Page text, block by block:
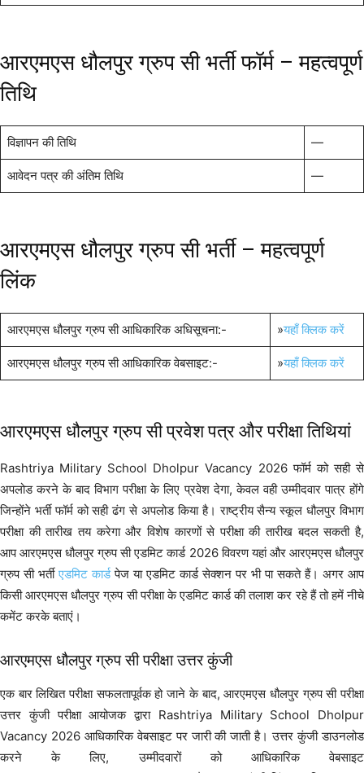
आरएमएस धौलपुर ग्रुप सी भर्ती फॉर्म – महत्वपूर्ण
तिथि
विज्ञापन की तिथि —
आवेदन पत्र की अंतिम तिथि —
आरएमएस धौलपुर ग्रुप सी भर्ती – महत्वपूर्ण
लिंक
आरएमएस धौलपुर ग्रुप सी आधिकारिक अधिसूचना:- »यहाँ क्लिक करें
आरएमएस धौलपुर ग्रुप सी आधिकारिक वेबसाइट:- »यहाँ क्लिक करें
आरएमएस धौलपुर ग्रुप सी प्रवेश पत्र और परीक्षा तिथियां
Rashtriya Military School Dholpur Vacancy 2026 फॉर्म को सही से
अपलोड करने के बाद विभाग परीक्षा के लिए प्रवेश देगा, केवल वही उम्मीदवार पात्र होंगे
जिन्होंने भर्ती फॉर्म को सही ढंग से अपलोड किया है। राष्ट्रीय सैन्य स्कूल धौलपुर विभाग
परीक्षा की तारीख तय करेगा और विशेष कारणों से परीक्षा की तारीख बदल सकती है,
आप आरएमएस धौलपुर ग्रुप सी एडमिट कार्ड 2026 विवरण यहां और आरएमएस धौलपुर
ग्रुप सी भर्तीएडमिट कार्डपेज या एडमिट कार्ड सेक्शन पर भी पा सकते हैं। अगर आप
किसी आरएमएस धौलपुर ग्रुप सी परीक्षा के एडमिट कार्ड की तलाश कर रहे हैं तो हमें नीचे
कमेंट करके बताएं।
आरएमएस धौलपुर ग्रुप सी परीक्षा उत्तर कुंजी
एक बार लिखित परीक्षा सफलतापूर्वक हो जाने के बाद, आरएमएस धौलपुर ग्रुप सी परीक्षा
उत्तर कुंजी परीक्षा आयोजक द्वारा Rashtriya Military School Dholpur
Vacancy 2026 आधिकारिक वेबसाइट पर जारी की जाती है। उत्तर कुंजी डाउनलोड
करने के लिए, उम्मीदवारों को आधिकारिक वेबसाइट